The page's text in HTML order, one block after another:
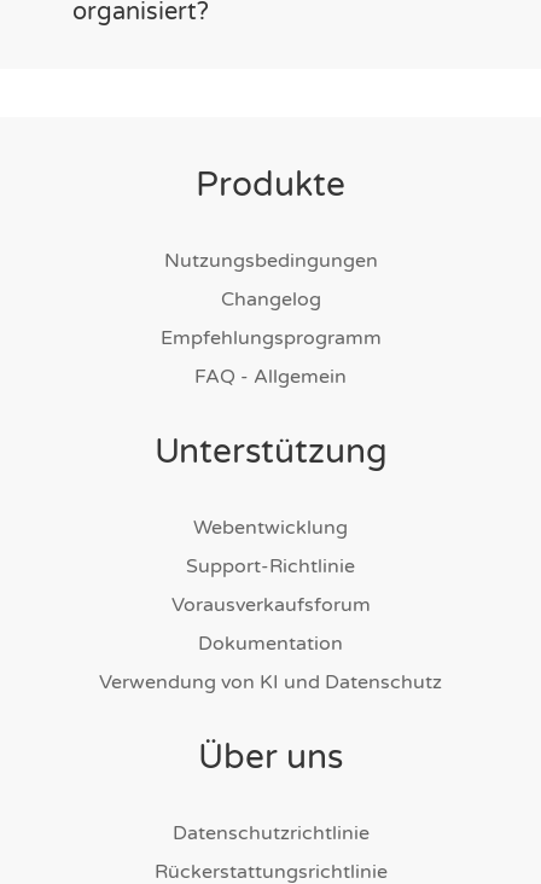
organisiert?
Produkte
Nutzungsbedingungen
Changelog
Empfehlungsprogramm
FAQ - Allgemein
Unterstützung
Webentwicklung
Support-Richtlinie
Vorausverkaufsforum
Dokumentation
Verwendung von KI und Datenschutz
Über uns
Datenschutzrichtlinie
Rückerstattungsrichtlinie